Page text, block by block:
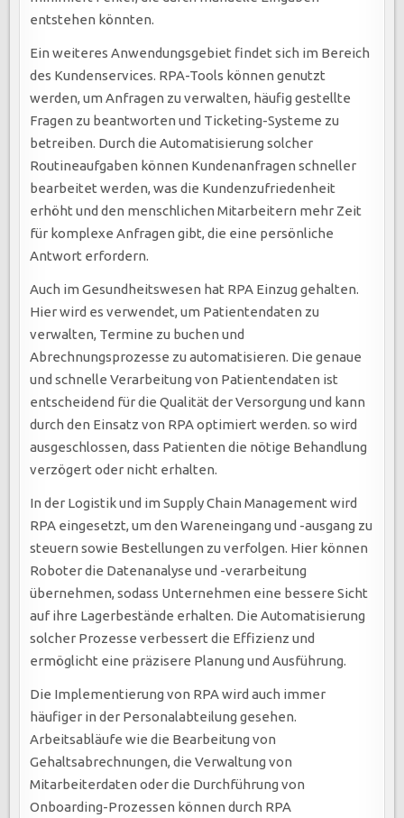
entstehen könnten.
Ein weiteres Anwendungsgebiet findet sich im Bereich
des Kundenservices. RPA-Tools können genutzt
werden, um Anfragen zu verwalten, häufig gestellte
Fragen zu beantworten und Ticketing-Systeme zu
betreiben. Durch die Automatisierung solcher
Routineaufgaben können Kundenanfragen schneller
bearbeitet werden, was die Kundenzufriedenheit
erhöht und den menschlichen Mitarbeitern mehr Zeit
für komplexe Anfragen gibt, die eine persönliche
Antwort erfordern.
Auch im Gesundheitswesen hat RPA Einzug gehalten.
Hier wird es verwendet, um Patientendaten zu
verwalten, Termine zu buchen und
Abrechnungsprozesse zu automatisieren. Die genaue
und schnelle Verarbeitung von Patientendaten ist
entscheidend für die Qualität der Versorgung und kann
durch den Einsatz von RPA optimiert werden. so wird
ausgeschlossen, dass Patienten die nötige Behandlung
verzögert oder nicht erhalten.
In der Logistik und im Supply Chain Management wird
RPA eingesetzt, um den Wareneingang und -ausgang zu
steuern sowie Bestellungen zu verfolgen. Hier können
Roboter die Datenanalyse und -verarbeitung
übernehmen, sodass Unternehmen eine bessere Sicht
auf ihre Lagerbestände erhalten. Die Automatisierung
solcher Prozesse verbessert die Effizienz und
ermöglicht eine präzisere Planung und Ausführung.
Die Implementierung von RPA wird auch immer
häufiger in der Personalabteilung gesehen.
Arbeitsabläufe wie die Bearbeitung von
Gehaltsabrechnungen, die Verwaltung von
Mitarbeiterdaten oder die Durchführung von
Onboarding-Prozessen können durch RPA